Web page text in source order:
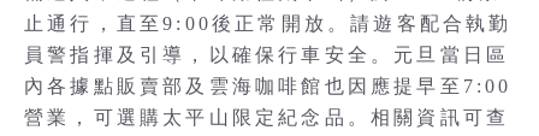
止通行，直至9:00後正常開放。請遊客配合執勤
員警指揮及引導，以確保行車安全。元旦當日區
內各據點販賣部及雲海咖啡館也因應提早至7:00
營業，可選購太平山限定紀念品。相關資訊可查